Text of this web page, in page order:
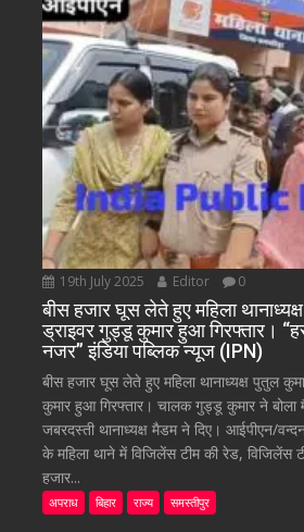
19th July 2025 Editor 0
बीस हजार घूस लेते हुए महिला
ड्राइवर गुड्डू कुमार हुआ गिरफ्तार।
नजर” इंडिया पब्लिक न्यूज (IPN)
बीस हजार घूस लेते हुए महिला थानाध्यक्ष पुतुल
कुमार हुआ गिरफ्तार। चालक गुड्डू कुमार ने बोला
जबरदस्ती थानाध्यक्ष मैडम ने दिए। आईपीएन/
के महिला थाने में विजिलेंस टीम की रेड, विजिलेंस
हजार...
अपराध बिहार राज्य समस्तीपुर